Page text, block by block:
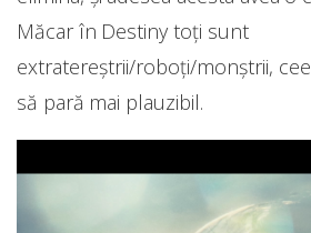
Măcar în Destiny toți sunt
extratereștrii/roboți/monștrii,
să pară mai plauzibil.